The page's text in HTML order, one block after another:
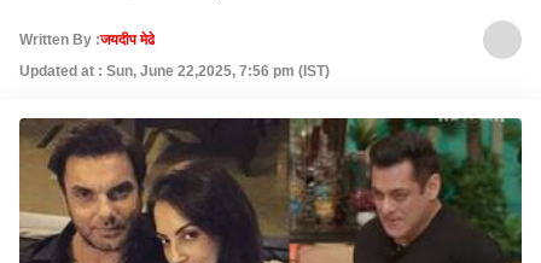
Written By :जयदीप मेढे
Updated at : Sun, June 22,2025, 7:56 pm (IST)